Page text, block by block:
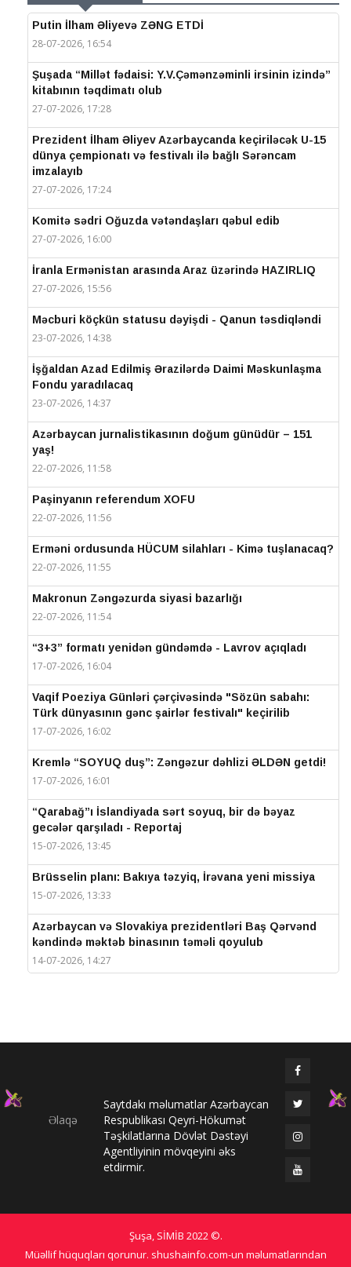
Putin İlham Əliyevə ZƏNG ETDİ
28-07-2026, 16:54
Şuşada “Millət fədaisi: Y.V.Çəmənzəminli irsinin izində”
kitabının təqdimatı olub
27-07-2026, 17:28
Prezident İlham Əliyev Azərbaycanda keçiriləcək U-15
dünya çempionatı və festivalı ilə bağlı Sərəncam
imzalayıb
27-07-2026, 17:24
Komitə sədri Oğuzda vətəndaşları qəbul edib
27-07-2026, 16:00
İranla Ermənistan arasında Araz üzərində HAZIRLIQ
27-07-2026, 15:56
Məcburi köçkün statusu dəyişdi - Qanun təsdiqləndi
23-07-2026, 14:38
İşğaldan Azad Edilmiş Ərazilərdə Daimi Məskunlaşma
Fondu yaradılacaq
23-07-2026, 14:37
Azərbaycan jurnalistikasının doğum günüdür – 151
yaş!
22-07-2026, 11:58
Paşinyanın referendum XOFU
22-07-2026, 11:56
Erməni ordusunda HÜCUM silahları - Kimə tuşlanacaq?
22-07-2026, 11:55
Makronun Zəngəzurda siyasi bazarlığı
22-07-2026, 11:54
“3+3” formatı yenidən gündəmdə - Lavrov açıqladı
17-07-2026, 16:04
Vaqif Poeziya Günləri çərçivəsində "Sözün sabahı:
Türk dünyasının gənc şairlər festivalı" keçirilib
17-07-2026, 16:02
Kremlə “SOYUQ duş”: Zəngəzur dəhlizi ƏLDƏN getdi!
17-07-2026, 16:01
“Qarabağ”ı İslandiyada sərt soyuq, bir də bəyaz
gecələr qarşıladı - Reportaj
15-07-2026, 13:45
Brüsselin planı: Bakıya təzyiq, İrəvana yeni missiya
15-07-2026, 13:33
Azərbaycan və Slovakiya prezidentləri Baş Qərvənd
kəndində məktəb binasının təməli qoyulub
14-07-2026, 14:27
Prezidentlər Şuşada mətbuata bəyanatlarla çıxış
Elməddin Behbud: “IV Şuşa Qlobal Media Forumu
beynəlxalq media əməkdaşlığının nüfuzlu
platformasına çevrilib”
14-07-2026, 14:24
Qlobal Şuşa
Əlaqə
Saytdakı məlumatlar Azərbaycan
Respublikası Qeyri-Hökumət
Təşkilatlarına Dövlət Dəstəyi
Agentliyinin mövqeyini əks
etdirmir.
Şuşa, SİMİB 2022 ©.
Müəllif hüquqları qorunur. shushainfo.com-un məlumatlarından